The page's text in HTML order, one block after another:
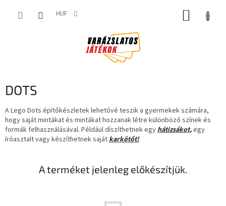
HUF KOSÁR
DOTS
A Lego Dots építőkészletek lehetővé teszik a gyermekek számára,
hogy saját mintákat és mintákat hozzanak létre különböző színek és
formák felhasználásával. Például díszíthetnek egy hátizsákot,egy
íróasztalt vagy készíthetnek saját karkötőt!
A terméket jelenleg előkészítjük.